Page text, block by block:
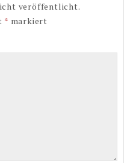
veröffentlicht.
* markiert